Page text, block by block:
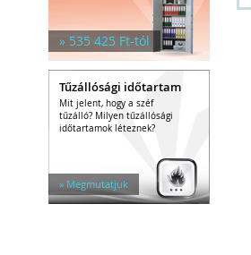
» 535 425 Ft-tól
Tűzállósági időtartam
Mit jelent, hogy a széf
tűzálló? Milyen tűzállósági
időtartamok léteznek?
» Megmutatjuk